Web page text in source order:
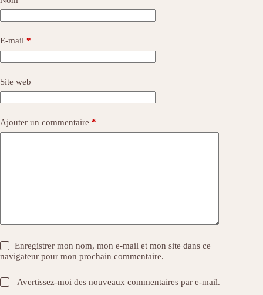
E-mail *
Site web
Ajouter un commentaire *
Enregistrer mon nom, mon e-mail et mon site dans ce
navigateur pour mon prochain commentaire.
Avertissez-moi des nouveaux commentaires par e-mail.